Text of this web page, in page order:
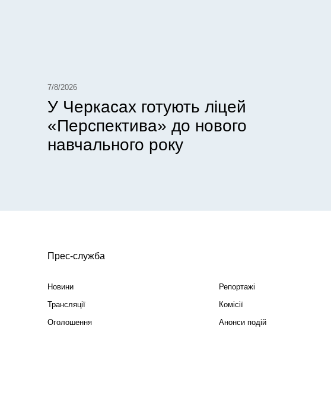
7/8/2026
У Черкасах готують ліцей
«Перспектива» до нового
навчального року
Прес-служба
Новини
Репортажі
Трансляції
Комісії
Оголошення
Анонси подій